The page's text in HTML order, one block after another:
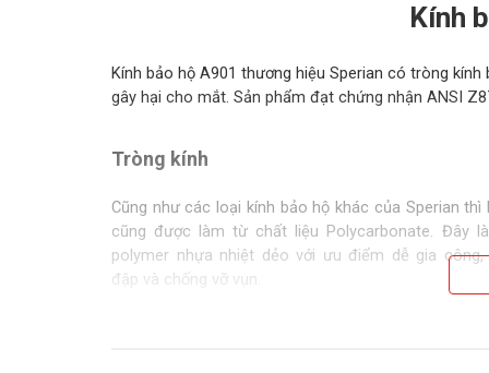
Kính
Kính bảo hộ A901 thương hiệu Sperian có tròng
gây hại cho mắt. Sản phẩm đạt chứng nhận ANSI
Tròng kính
Cũng như các loại kính bảo hộ khác của Sperian thì
cũng được làm từ chất liệu Polycarbonate. Đây
polymer nhựa nhiệt dẻo với ưu điểm dễ gia công,
đập và chống vỡ vụn.